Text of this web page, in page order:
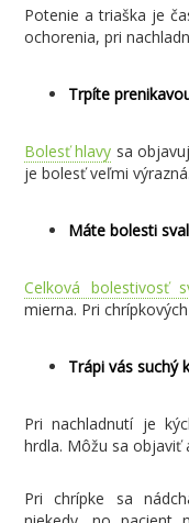
Potenie a triaška je
ochorenia, pri
Trpíte
Bolesť hlavy sa
je bolesť veľmi výrazná.
Máte bolesti
Celková bolestivosť
mierna. Pri
Trápi vás suchý
Pri nachladnutí je
hrdla. Môžu sa objaviť
Pri chrípke sa